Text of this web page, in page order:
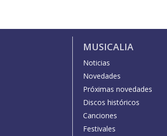
MUSICALIA
Noticias
Novedades
Próximas novedades
Discos históricos
Canciones
Festivales